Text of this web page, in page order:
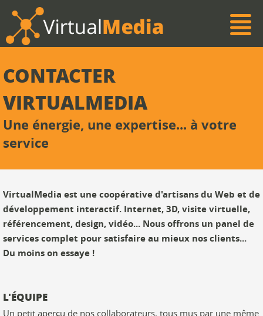
CONTACTER
VIRTUALMEDIA
Une énergie, une expertise... à votre
service
VirtualMedia est une coopérative d'artisans du Web et de
développement interactif. Internet, 3D, visite virtuelle,
référencement, design, vidéo... Nous offrons un panel de
services complet pour satisfaire au mieux nos clients...
Du moins on essaye !
L'ÉQUIPE
Un petit aperçu de nos collaborateurs, tous mus par une même